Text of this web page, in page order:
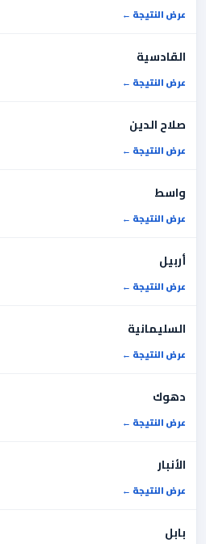
عرض النتيجة
القادسية
عرض النتيجة
صلاح الدين
عرض النتيجة
واسط
عرض النتيجة
أربيل
عرض النتيجة
السليمانية
عرض النتيجة
دهوك
عرض النتيجة
الأنبار
عرض النتيجة
بابل